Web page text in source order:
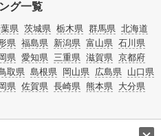
グ一覧
県 茨城県 栃木県 群馬県 北海道
県 福島県 新潟県 富山県 石川県
県 愛知県 三重県 滋賀県 京都府
取県 島根県 岡山県 広島県 山口県
県 佐賀県 長崎県 熊本県 大分県